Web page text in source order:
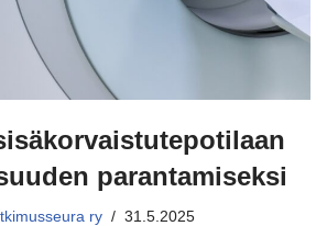
parantamiseksi
ry 31.5.2025